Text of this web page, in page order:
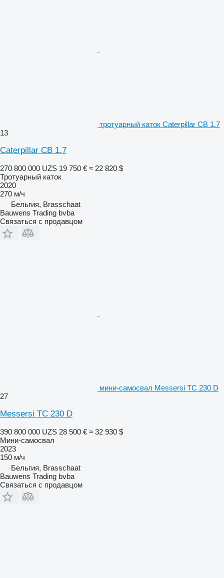
тротуарный каток Caterpillar CB 1.7
13
Caterpillar CB 1.7
270 800 000 UZS 19 750 € ≈ 22 820 $
Тротуарный каток
2020
270 м/ч
Бельгия, Brasschaat
Bauwens Trading bvba
Связаться с продавцом
мини-самосвал Messersi TC 230 D
27
Messersi TC 230 D
390 800 000 UZS 28 500 € ≈ 32 930 $
Мини-самосвал
2023
150 м/ч
Бельгия, Brasschaat
Bauwens Trading bvba
Связаться с продавцом